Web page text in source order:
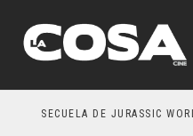
SECUELA DE JURASSIC